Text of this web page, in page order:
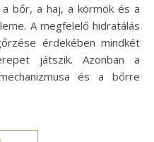
bőr, a haj, a körmök és a
A megfelelő hidratálás
érdekében mindkét
játszik. Azonban a
és a bőrre